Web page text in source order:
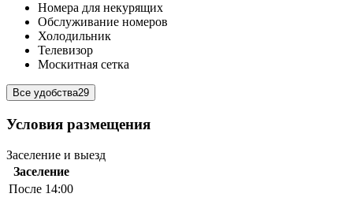
Номера для некурящих
Обслуживание номеров
Холодильник
Телевизор
Москитная сетка
Все удобства29
Условия размещения
Заселение и выезд
Заселение
После 14:00